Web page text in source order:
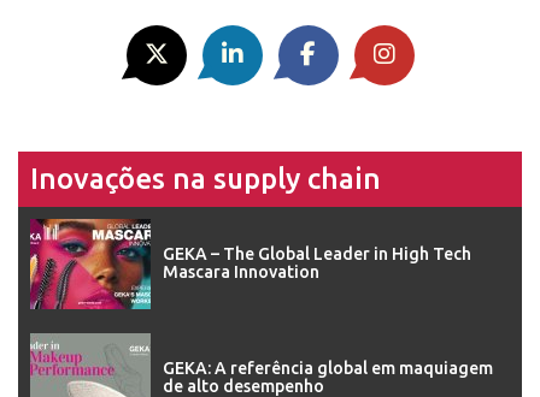
Inovações na supply chain
GEKA – The Global Leader in High Tech
Mascara Innovation
GEKA: A referência global em maquiagem
de alto desempenho